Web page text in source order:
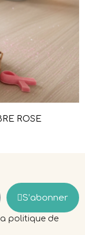
ROSE
S’abonner
politique de